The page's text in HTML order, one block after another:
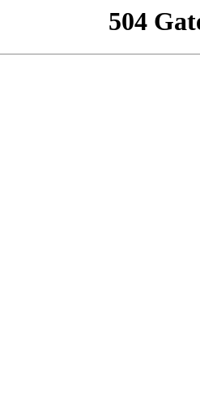
504